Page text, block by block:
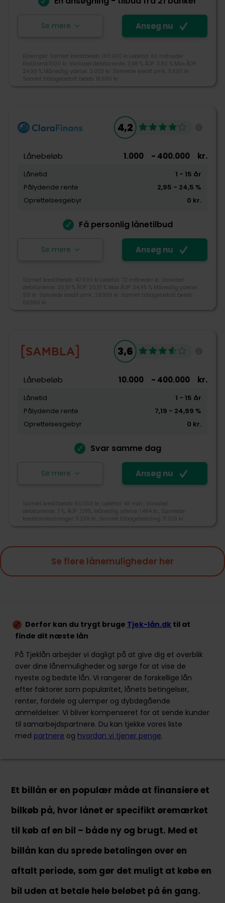
Lendme blev etableret i 2016 af tre fynske
låneudbyder sammenligning platform, hvor du med
en ansøgning kan modtage tilbud fra op til 15 banker
kundeservice@lendme.dk
Carl Jacobsens Vej 16, ST, 2500 Valby
Ansøg nu
Se mere
Eksempel: Samlet kreditbeløb: 100.000 kr.Løbetid: 60 måneder
Etabl.omk.1000 kr. Variabel debitorrente: 3,48 % ÅOP: 3,80 % Max ÅOP:
24,99 % Månedlig ydelse: 2.053 kr. Samlede kredit omk.: 11.690 kr.
Samlet tilbagebetalt beløb: 111.690 kr.
4,5
Tilgængelighed
Kundeservice
Lendo blev grundlagt i 2007, og er i dag den største
og uforpligtende lån fra op til 18 banker og långivere.
kundeservice@lendo.dk
Gothersgade 8F, 1123 København K
4,2
Lånebeløb 1.000 - 400.000 kr.
Lånetid 1 - 15 år
Pålydende rente
2,95 - 24,5 %
Oprettelsesgebyr
0 kr.
Få personlig lånetilbud
Ansøg nu
Se mere
Samlet kreditbeløb: 40.000 kr.Løbetid: 72 måneder kr. Variabel
debitorrente: 20,51 % ÅOP: 20,51 % Max ÅOP: 24,95 % Månedlig ydelse:
931 kr. Samlede kredit omk.: 26966 kr. Samlet tilbagebetalt beløb:
66966 kr.
4,2
Tilgængelighed
Kundeservice
Clara Finans er ejet og drevet af Admill ApS, som blev
danmarks største sammenligningstjenester. Clara
Finans sammenligner i dag de bedste forbrugslån på
lånemarkedet, og giver dig et godt overblik over dem.
Vestergade 48H, 8000 Aarhus C
3,6
Lånebeløb 10.000 - 400.000 kr.
Lånetid 1 - 15 år
Pålydende rente
7,19 - 24,99 %
Oprettelsesgebyr
0 kr.
Svar samme dag
Ansøg nu
Se mere
Samlet kreditbeløb: 60.000 kr, Løbetid: 48 mdr., Variabel
debitorrente: 7 %, ÅOP: 7,19%, Månedlig ydelse: 1.484 kr., Samlede
kreditomkostninger: 11.239 kr., Samlet tilbagebetaling 71.239 kr.
3,6
Tilgængelighed
Kundeservice
Ansøg nu
Sambla er en uafhængig service, der sammenligner
betale unødvendige renteudgifter på dine lån.
+45 70444450
kundeservice@sambla.dk
Landgreven 3, st. th. 1301 København K
Se flere lånemuligheder her
Derfor kan du trygt bruge Tjek-lån.dk til at
finde dit næste lån
På Tjeklån arbejder vi dagligt på at give dig et overblik
over dine lånemuligheder og sørge for at vise de
nyeste og bedste lån. Vi rangerer de forskellige lån
efter faktorer som popularitet, lånets betingelser,
renter, fordele og ulemper og dybdegående
anmeldelser. Vi bliver kompenseret for at sende kunder
til samarbejdspartnere. Du kan tjekke vores liste
med partnere og hvordan vi tjener penge.
Et billån er en populær måde at finansiere et
bilkøb på, hvor lånet er specifikt øremærket
til køb af en bil – både ny og brugt. Med et
billån kan du sprede betalingen over en
aftalt periode, som gør det muligt at købe en
bil uden at betale hele beløbet på én gang.